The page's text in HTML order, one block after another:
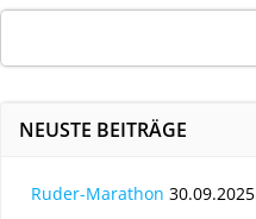
Suchen
NEUSTE BEITRÄGE
Ruder-Marathon 30.09.2025